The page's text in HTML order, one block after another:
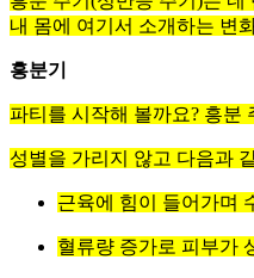
내 몸에 여기서 소개하는 변
흥분기
파티를 시작해 볼까요? 흥분
성별을 가리지 않고 다음과
근육에 힘이 들어가며
혈류량 증가로 피부가